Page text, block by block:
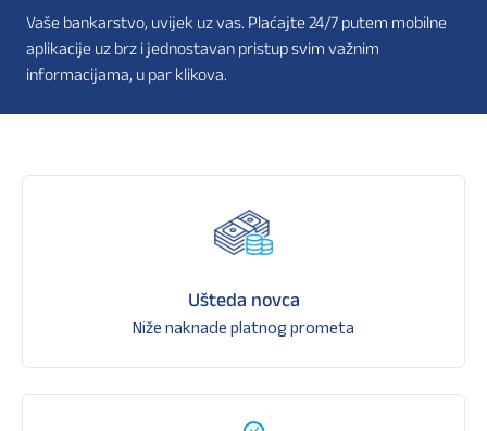
Vaše bankarstvo, uvijek uz vas. Plaćajte 24/7 putem mobilne
aplikacije uz brz i jednostavan pristup svim važnim
informacijama, u par klikova.
Ušteda novca
Niže naknade platnog prometa